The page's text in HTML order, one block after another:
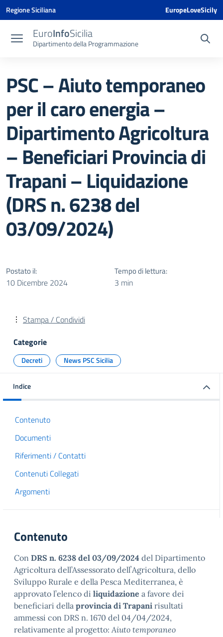
Vai ai contenuti
Vai al menu di navigazione
Vai al footer
Vai al banner delle Cookie Policy
Regione Siciliana EuropeLoveSicily
EuroInfoSicilia
Dipartimento della Programmazione
PSC – Aiuto temporaneo
per il caro energia –
Dipartimento Agricoltura
– Beneficiari Provincia di
Trapani – Liquidazione
(DRS n. 6238 del
03/09/2024)
Postato il:
10 Dicembre 2024
Tempo di lettura:
3 min
Stampa / Condividi
Categorie
Decreti News PSC Sicilia
Indice
Contenuto
Documenti
Riferimenti / Contatti
Contenuti Collegati
Argomenti
Contenuto
Con DRS n. 6238 del 03/09/2024 del Dipartimento
Agricoltura dell’Assessorato dellʼAgricoltura, dello
Sviluppo Rurale e della Pesca Mediterranea, è
approvato l’elenco di liquidazione a favore dei
beneficiari della provincia di Trapani risultati
ammessi con DRS n. 1670 del 04/04/2024,
relativamente al progetto: Aiuto temporaneo